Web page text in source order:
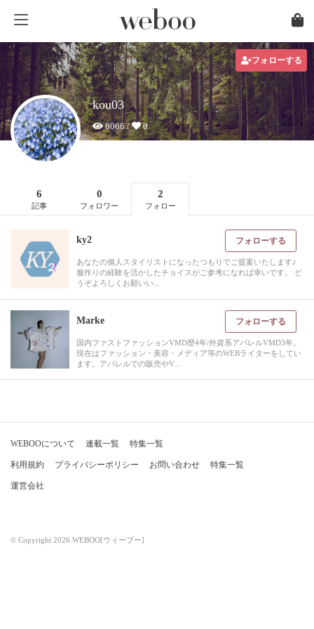
フォローする
kou03
8066 / 0
6
記事
0
フォロワー
2
フォロー
ky2 フォローする
あなたの個人スタイリストになったつもりでご提案いたします♪
服作りの経験を活かしたチョイスがご参考になれば幸いです。 ど
うぞよろしくお願いい...
Marke フォローする
国内ファストファッションVMD歴4年/外資系アパレルVMD3年。
現在はファッション・美容・メディア等のWEBライターをしてい
ます。アパレルでの販売やV...
WEBOOについて 連載一覧 特集一覧
利用規約 プライバシーポリシー お問い合わせ 特集一覧
運営会社
© Copyright 2026 WEBOO[ウィーブー]